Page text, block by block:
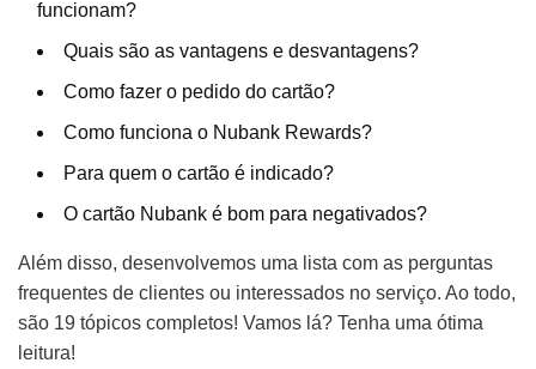
funcionam?
Quais são as vantagens e desvantagens?
Como fazer o pedido do cartão?
Como funciona o Nubank Rewards?
Para quem o cartão é indicado?
O cartão Nubank é bom para negativados?
Além disso, desenvolvemos uma lista com as perguntas
frequentes de clientes ou interessados no serviço. Ao todo,
são 19 tópicos completos! Vamos lá? Tenha uma ótima
leitura!